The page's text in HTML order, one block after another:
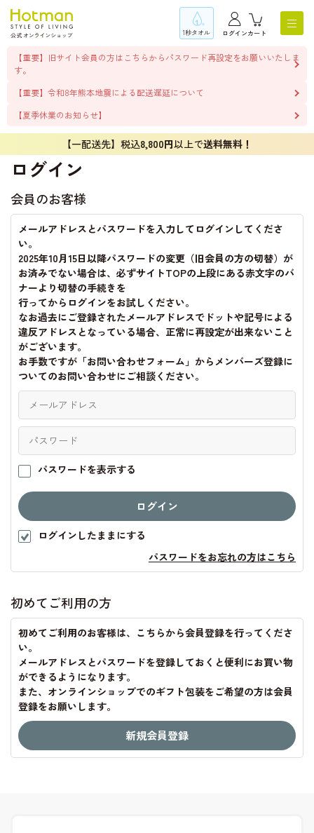
1秒タオル ログインカート
【重要】旧サイト会員の方はこちらからパスワード再設定をお願いいたしま
す。
【重要】令和8年熊本地震による配送遅延について
【夏季休業のお知らせ】
【一配送先】税込8,800円以上で送料無料！
ログイン
会員のお客様
メールアドレスとパスワードを入力してログインしてくださ
い。
2025年10月15日以降パスワードの変更（旧会員の方の切替）が
お済みでない場合は、必ずサイトTOPの上段にある赤文字のバ
ナーより切替の手続きを
行ってからログインをお試しください。
なお過去にご登録されたメールアドレスでドットや記号による
違反アドレスとなっている場合、正常に再設定が出来ないこと
がございます。
お手数ですが「お問い合わせフォーム」からメンバーズ登録に
ついてのお問い合わせにご相談ください。
パスワードを表示する
ログインしたままにする
パスワードをお忘れの方はこちら
初めてご利用の方
初めてご利用のお客様は、こちらから会員登録を行ってくださ
い。
メールアドレスとパスワードを登録しておくと便利にお買い物
ができるようになります。
また、オンラインショップでのギフト包装をご希望の方は会員
登録をお願いします。